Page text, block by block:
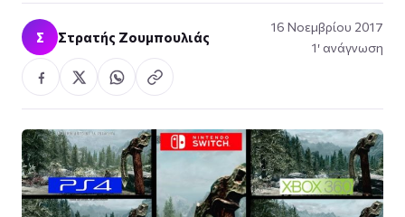
Σ Στρατής Ζουμπουλιάς
16 Νοεμβρίου 2017
1′ ανάγνωση